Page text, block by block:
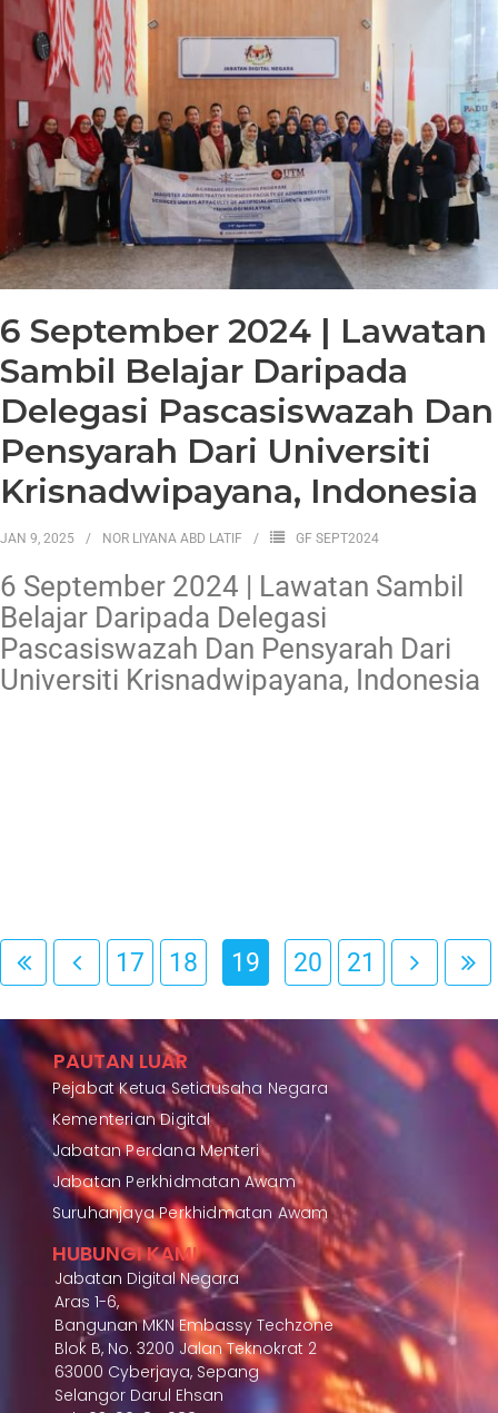
6 September 2024 | Lawatan
Sambil Belajar Daripada
Delegasi Pascasiswazah Dan
Pensyarah Dari Universiti
Krisnadwipayana, Indonesia
JAN 9, 2025 NOR LIYANA ABD LATIF GF SEPT2024
6 September 2024 | Lawatan Sambil
Belajar Daripada Delegasi
Pascasiswazah Dan Pensyarah Dari
Universiti Krisnadwipayana, Indonesia
17 18 19 20 21
PAUTAN LUAR
Pejabat Ketua Setiausaha Negara
Kementerian Digital
Jabatan Perdana Menteri
Jabatan Perkhidmatan Awam
Suruhanjaya Perkhidmatan Awam
HUBUNGI KAMI
Jabatan Digital Negara
Aras 1-6,
Bangunan MKN Embassy Techzone
Blok B, No. 3200 Jalan Teknokrat 2
63000 Cyberjaya, Sepang
Selangor Darul Ehsan